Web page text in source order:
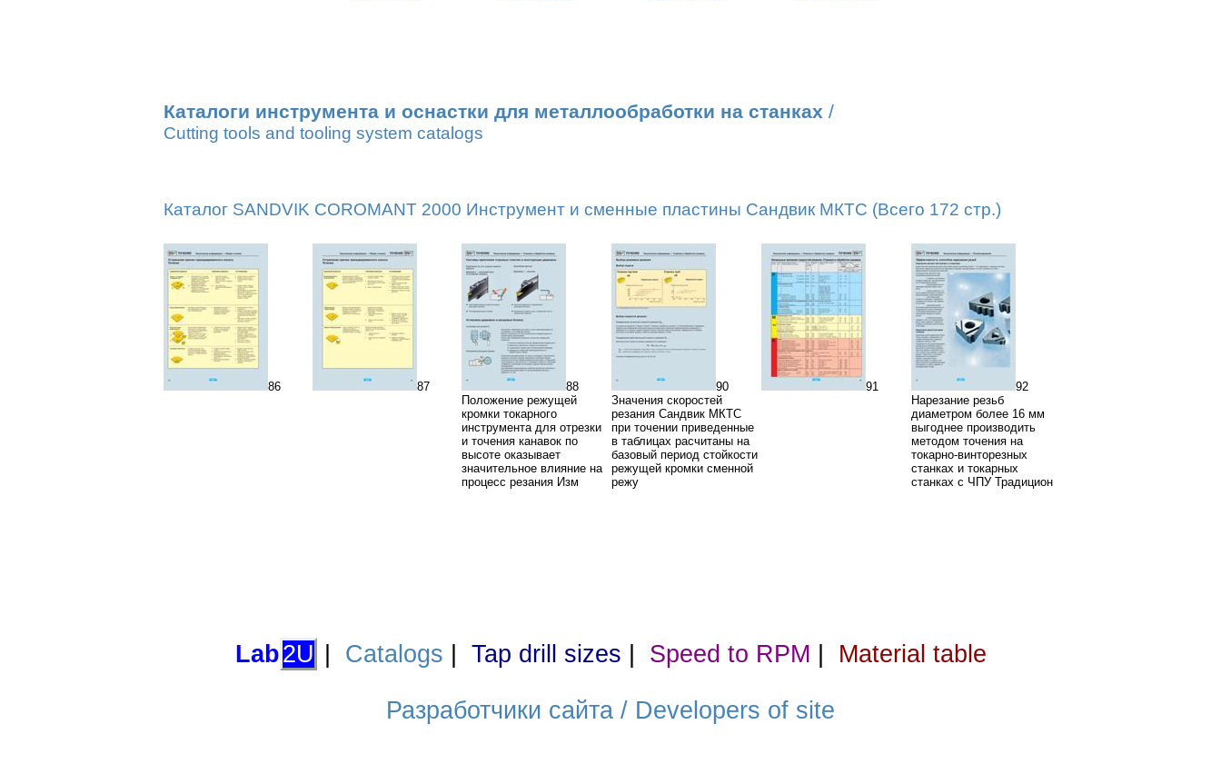
Каталоги инструмента и оснастки для металлообработки на станках /
Cutting tools and tooling system catalogs
Каталог SANDVIK COROMANT 2000 Инструмент и сменные пластины Сандвик МКТС (Всего 172 стр.)
86 87
88
Положение режущей
кромки токарного
инструмента для отрезки
и точения канавок по
высоте оказывает
значительное влияние на
процесс резания Изм
90
Значения скоростей
резания Сандвик МКТС
при точении приведенные
в таблицах расчитаны на
базовый период стойкости
режущей кромки сменной
режу
91
92
Нарезание резьб
диаметром более 16 мм
выгоднее производить
методом точения на
токарно-винторезных
станках и токарных
станках с ЧПУ Традицион
Lab2U Catalogs Tap drill sizes Speed to RPM Material table
Разработчики сайта / Developers of site